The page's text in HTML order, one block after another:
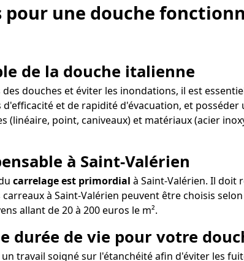
pour une douche
de la douche italienne
douches et éviter les inondations, il est
et de rapidité d'évacuation, et
point, caniveaux) et matériaux (acier
à Saint-Valérien
carrelage est primordial à Saint-Valérien. Il doit
à Saint-Valérien peuvent être choisis
allant de 20 à 200 euros le m².
durée de vie pour votre
travail soigné sur l'étanchéité afin d'éviter les